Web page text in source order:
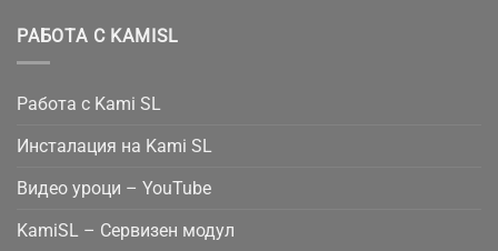
РАБОТА С KAMISL
Работа с Kami SL
Инсталация на Kami SL
Видео уроци – YouTube
KamiSL – Сервизен модул